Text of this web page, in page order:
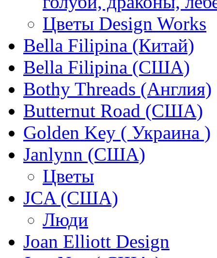
Цветы Design Works
Bella Filipina (Китай)
Bella Filipina (США)
Bothy Threads (Англия)
Butternut Road (США)
Golden Key ( Украина )
Janlynn (США)
Цветы
JCA (США)
Люди
Joan Elliott Design